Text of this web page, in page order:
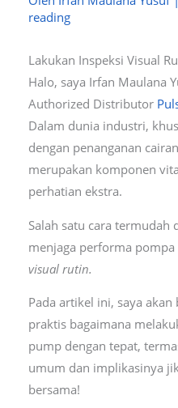
reading
Lakukan Inspeksi Visual
Halo, saya Irfan Maulana
Authorized Distributor
Dalam dunia industri,
dengan penanganan
merupakan komponen
perhatian ekstra.
Salah satu cara termudah
menjaga performa
visual rutin.
Pada artikel ini, saya
praktis bagaimana
pump dengan tepat,
umum dan implikasinya
bersama!